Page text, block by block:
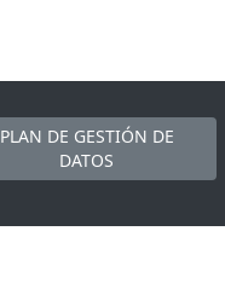
PLAN DE GESTIÓN DE
DATOS